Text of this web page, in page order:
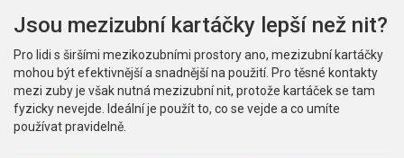
Jsou mezizubní kartáčky lepší než nit?
Pro lidi s širšími mezikozubními prostory ano, mezizubní kartáčky
mohou být efektivnější a snadnější na použití. Pro těsné kontakty
mezi zuby je však nutná mezizubní nit, protože kartáček se tam
fyzicky nevejde. Ideální je použít to, co se vejde a co umíte
používat pravidelně.